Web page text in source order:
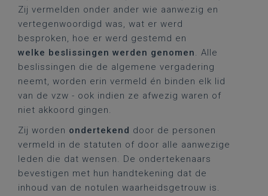
Zij vermelden onder ander wie aanwezig en
vertegenwoordigd was, wat er werd
besproken, hoe er werd gestemd en
welke beslissingen werden genomen. Alle
beslissingen die de algemene vergadering
neemt, worden erin vermeld én binden elk lid
van de vzw - ook indien ze afwezig waren of
niet akkoord gingen.
Zij worden ondertekend door de personen
vermeld in de statuten of door alle aanwezige
leden die dat wensen. De ondertekenaars
bevestigen met hun handtekening dat de
inhoud van de notulen waarheidsgetrouw is.